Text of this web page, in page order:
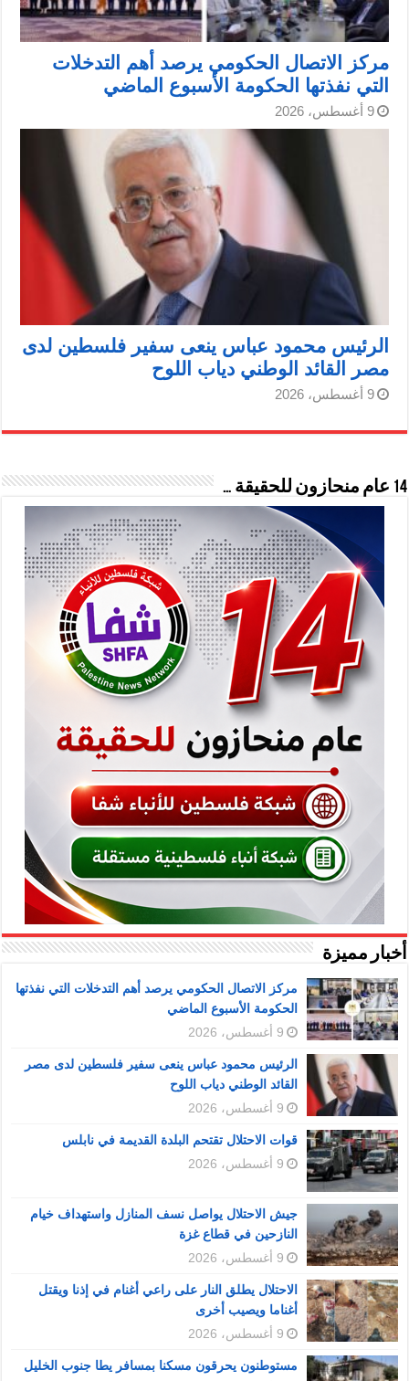
مركز الاتصال الحكومي يرصد أهم التدخلات
التي نفذتها الحكومة الأسبوع الماضي
9 أغسطس، 2026
الرئيس محمود عباس ينعى سفير فلسطين لدى
مصر القائد الوطني دياب اللوح
9 أغسطس، 2026
14 عام منحازون للحقيقة …
أخبار مميزة
مركز الاتصال الحكومي يرصد أهم التدخلات التي نفذتها
الحكومة الأسبوع الماضي
9 أغسطس، 2026
الرئيس محمود عباس ينعى سفير فلسطين لدى مصر
القائد الوطني دياب اللوح
9 أغسطس، 2026
قوات الاحتلال تقتحم البلدة القديمة في نابلس
9 أغسطس، 2026
جيش الاحتلال يواصل نسف المنازل واستهداف خيام
النازحين في قطاع غزة
9 أغسطس، 2026
الاحتلال يطلق النار على راعي أغنام في إذنا ويقتل
أغناما ويصيب أخرى
9 أغسطس، 2026
مستوطنون يحرقون مسكنا بمسافر يطا جنوب الخليل